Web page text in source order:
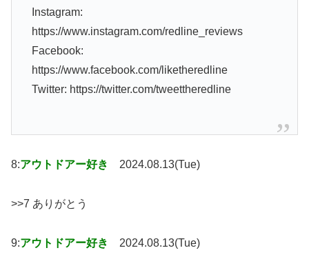
Instagram:
https://www.instagram.com/redline_reviews
Facebook:
https://www.facebook.com/liketheredline
Twitter: https://twitter.com/tweettheredline
8:アウトドアー好き 2024.08.13(Tue)
>>7 ありがとう
9:アウトドアー好き 2024.08.13(Tue)